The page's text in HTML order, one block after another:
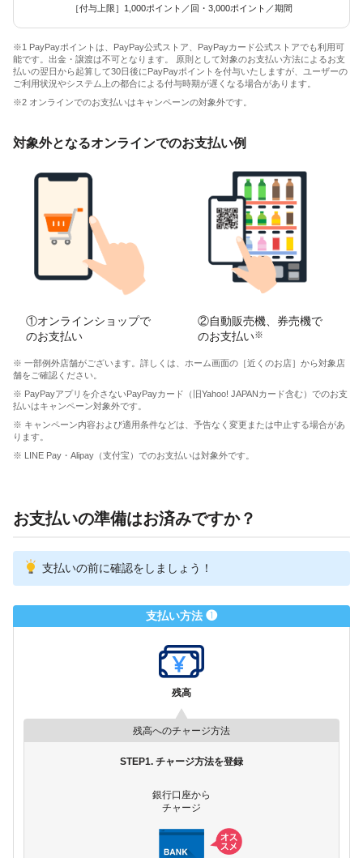
［付与上限］1,000ポイント／回・3,000ポイント／期間
※1 PayPayポイントは、PayPay公式ストア、PayPayカード公式ストアでも利用可
能です。出金・譲渡は不可となります。 原則として対象のお支払い方法によるお支
払いの翌日から起算して30日後にPayPayポイントを付与いたしますが、ユーザーの
ご利用状況やシステム上の都合による付与時期が遅くなる場合があります。
※2 オンラインでのお支払いはキャンペーンの対象外です。
対象外となるオンラインでのお支払い例
①オンラインショップで
のお支払い
②自動販売機、券売機で
のお支払い※
※ 一部例外店舗がございます。詳しくは、ホーム画面の［近くのお店］から対象店
舗をご確認ください。
※ PayPayアプリを介さないPayPayカード（旧Yahoo! JAPANカード含む）でのお支
払いはキャンペーン対象外です。
※ キャンペーン内容および適用条件などは、予告なく変更または中止する場合があ
ります。
※ LINE Pay・Alipay（支付宝）でのお支払いは対象外です。
お支払いの準備はお済みですか？
支払いの前に確認をしましょう！
支払い方法 ❶
残高
残高へのチャージ方法
STEP1. チャージ方法を登録
銀行口座から
チャージ